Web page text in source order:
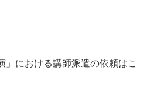
」における講師派遣の依頼はこ